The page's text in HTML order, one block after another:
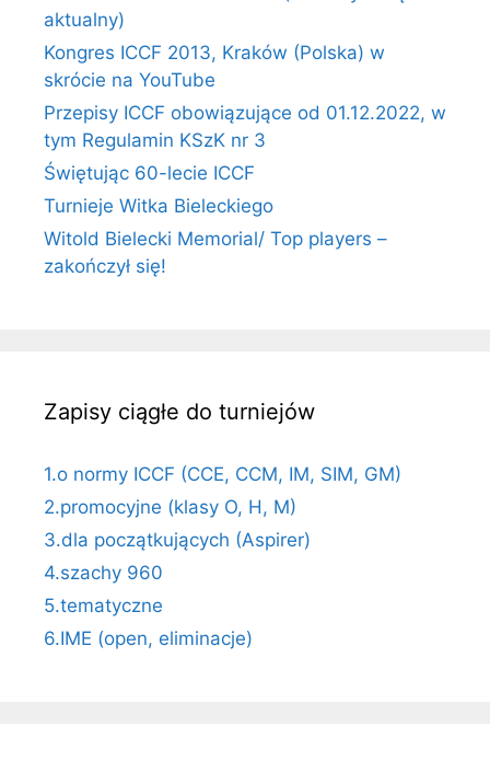
aktualny)
Kongres ICCF 2013, Kraków (Polska) w
skrócie na YouTube
Przepisy ICCF obowiązujące od 01.12.2022, w
tym Regulamin KSzK nr 3
Świętując 60-lecie ICCF
Turnieje Witka Bieleckiego
Witold Bielecki Memorial/ Top players –
zakończył się!
Zapisy ciągłe do turniejów
1.o normy ICCF (CCE, CCM, IM, SIM, GM)
2.promocyjne (klasy O, H, M)
3.dla początkujących (Aspirer)
4.szachy 960
5.tematyczne
6.IME (open, eliminacje)